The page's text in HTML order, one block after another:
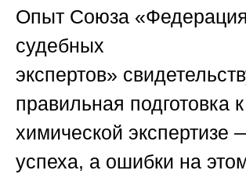
Опыт Союза «Федерация
судебных
экспертов»
правильная подготовка к
химической экспертизе
успеха, а ошибки на